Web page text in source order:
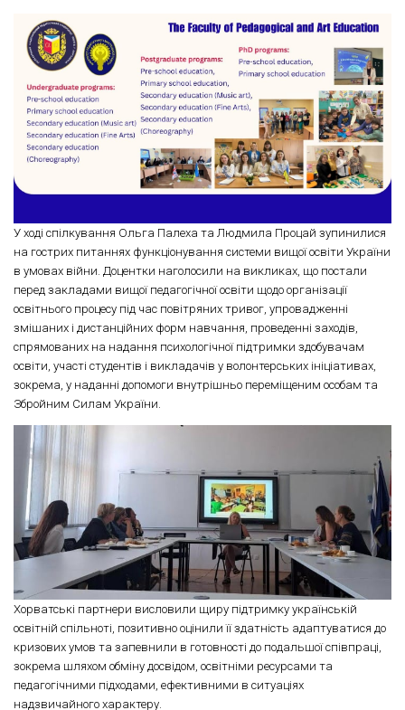
У ході спілкування Ольга Палеха та Людмила Процай зупинилися
на гострих питаннях функціонування системи вищої освіти України
в умовах війни. Доцентки наголосили на викликах, що постали
перед закладами вищої педагогічної освіти щодо організації
освітнього процесу під час повітряних тривог, упровадженні
змішаних і дистанційних форм навчання, проведенні заходів,
спрямованих на надання психологічної підтримки здобувачам
освіти, участі студентів і викладачів у волонтерських ініціативах,
зокрема, у наданні допомоги внутрішньо переміщеним особам та
Збройним Силам України.
Хорватські партнери висловили щиру підтримку українській
освітній спільноті, позитивно оцінили її здатність адаптуватися до
кризових умов та запевнили в готовності до подальшої співпраці,
зокрема шляхом обміну досвідом, освітніми ресурсами та
педагогічними підходами, ефективними в ситуаціях
надзвичайного характеру.